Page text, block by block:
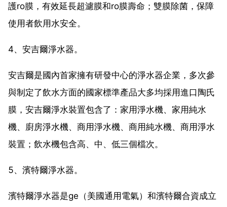
護ro膜，有效延長超濾膜和ro膜壽命；雙膜除菌，保障
使用者飲用水安全。
4、安吉爾淨水器。
安吉爾是國內首家擁有研發中心的淨水器企業，多次參
與制定了飲水方面的國家標準產品大多均採用進口陶氏
膜，安吉爾淨水裝置包含了：家用淨水機、家用純水
機、廚房淨水機、商用淨水機、商用純水機、商用淨水
裝置；飲水機包含高、中、低三個檔次。
5、濱特爾淨水器。
濱特爾淨水器是ge（美國通用電氣）和濱特爾合資成立